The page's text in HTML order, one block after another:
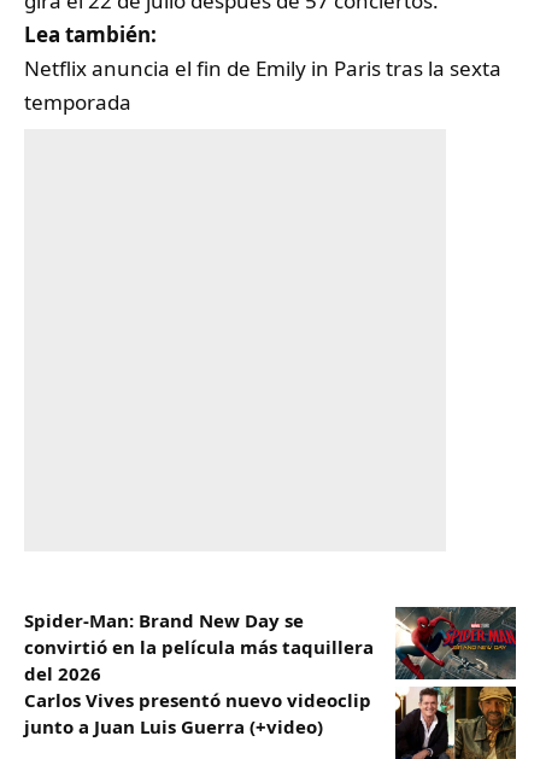
Lea también:
Netflix anuncia el fin de Emily in Paris tras la sexta
temporada
Spider-Man: Brand New Day se
convirtió en la película más taquillera
del 2026
Carlos Vives presentó nuevo videoclip
junto a Juan Luis Guerra (+video)